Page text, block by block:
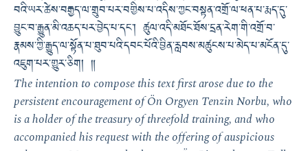
བའི་ཡར་ཚེས་བརྒྱད་ལ་གྲུབ་པར་བགྱིས་པ་འདིས་ཀྱང་བསྟན་འགྲོ་ལ་ཕན་པ་རྨད་དུ་
བྱུང་བ་རྒྱུན་མི་འཆད་པར་བྱེད་པ་དང་། ཚུལ་འདི་མཐོང་ཐོས་དྲན་རེག་གི་འགྲོ་བ་
རྣམས་ཀྱི་རྒྱུད་ལ་སྟོན་པ་ཐུབ་པའི་དབང་པོའི་བྱིན་རླབས་མཚུངས་པ་མེད་པ་མངོན་དུ་
འཇུག་པར་གྱུར་ཅིག། ༎
The intention to compose this text first arose due to the
persistent encouragement of Ön Orgyen Tenzin Norbu, who
is a holder of the treasury of threefold training, and who
accompanied his request with the offering of auspicious